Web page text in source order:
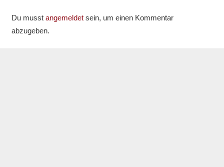
Du musst angemeldetsein, um einen Kommentar
abzugeben.